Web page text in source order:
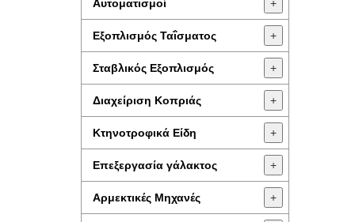
Αυτοματισμοί +
Εξοπλισμός Ταΐσματος +
Σταβλικός Εξοπλισμός +
Διαχείριση Κοπριάς +
Κτηνοτροφικά Είδη +
Επεξεργασία γάλακτος +
Aρμεκτικές Μηχανές +